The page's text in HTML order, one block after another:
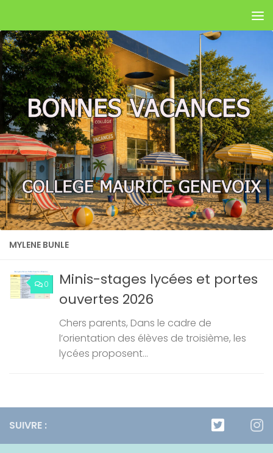
MYLENE BUNLE
0
Minis-stages lycées et portes
ouvertes 2026
Chers parents, Dans le cadre de
l’orientation des élèves de troisième, les
lycées proposent...
SUIVRE :